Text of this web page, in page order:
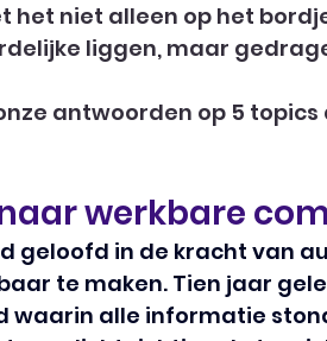
het niet alleen op het
liggen, maar
antwoorden op 5
werkbare
geloofd in de kracht van
te maken. Tien jaar
waarin alle informatie